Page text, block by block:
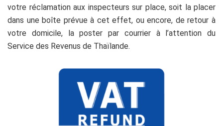
votre réclamation aux inspecteurs sur place, soit la placer
dans une boîte prévue à cet effet, ou encore, de retour à
votre domicile, la poster par courrier à l’attention du
Service des Revenus de Thaïlande.